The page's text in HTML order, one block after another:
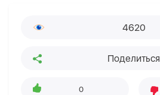
4620
Поделиться
0